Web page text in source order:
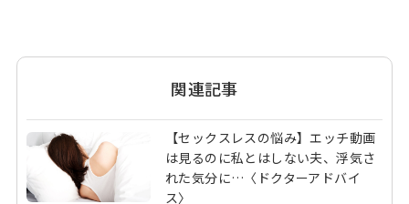
関連記事
【セックスレスの悩み】エッチ動画
は見るのに私とはしない夫、浮気さ
れた気分に…〈ドクターアドバイ
ス〉